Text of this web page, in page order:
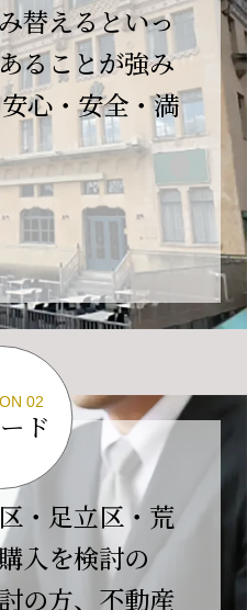
り、誠にありがとう
10周年イベント開催
とさせていただきま
物と、心より感謝申し上
何卒よろしくお願い
す。
り、誠にありがとう
年2月1日をもちまし
ができました。
替えるといっ
ることが強み
心・安全・満
02
ド
・足立区・荒
入を検討の
の方、不動産